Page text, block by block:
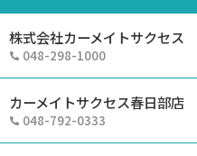
株式会社カーメイトサクセス
048-298-1000
カーメイトサクセス春日部店
048-792-0333